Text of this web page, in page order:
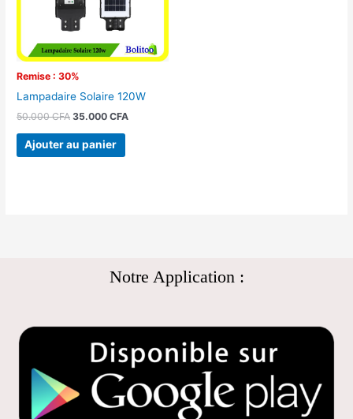
Remise : 30%
Lampadaire Solaire 120W
50.000CFA 35.000CFA
Ajouter au panier
Notre Application :